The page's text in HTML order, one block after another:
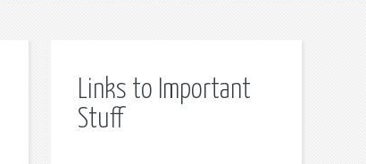
Links to Important
Stuff